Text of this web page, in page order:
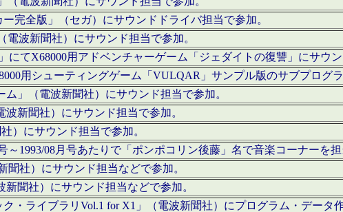
完全版」（セガ）にサウンドドライバ担当で参加。
波新聞社）にサウンド担当で参加。
にてX68000用アドベンチャーゲーム「ジェダイトの復讐」にサウ
用シューティングゲーム「VULQAR」サンプル版のサブプログ
」（電波新聞社）にサウンド担当で参加。
新聞社）にサウンド担当で参加。
）にサウンド担当で参加。
～1993/08月号あたりで「ポンポコリン後藤」名で音楽コーナーを
聞社）にサウンド担当などで参加。
聞社）にサウンド担当などで参加。
・ライブラリVol.1 for X1」（電波新聞社）にプログラム・データ